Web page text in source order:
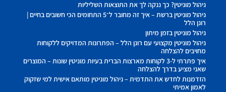
ניהול מוניטין? כך ננקה לך את התוצאות השליליות
ניהול מוניטין ברשת – איך זה מחובר ל־5 התחומים הכי חשובים בחיים |
רונן הלל
ניהול מוניטין בזמן מיתון
ניהול מוניטין מקצועי עם רונן הלל – הפתרונות המדויקים ללקוחות
מחויבים להצלחה
איך פתרתי ל-3 לקוחות מארצות הברית בעיות מוניטין שונות – המוצרים
שאני מציע בדרך להצלחה
הזדמנות לחדש את התדמית – ניהול מוניטין מותאם אישית למי שזקוק
לאמון אמיתי